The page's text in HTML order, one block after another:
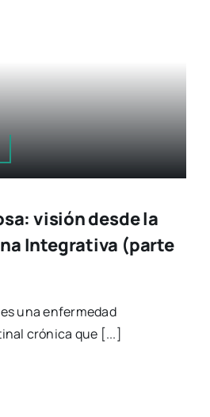
visión desde la
Integrativa (parte
una enfermedad
crónica que [...]